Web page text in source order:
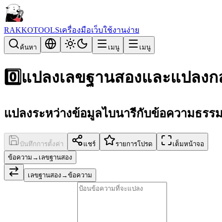
RAKKOTOOLSเครื่องมือเว็บใช้งานง่าย
ค้นหา เมนู เมนู
0️⃣แปลงเลขฐานสองและแปลง
แปลงระหว่างข้อมูลไบนารีกับข้อความธรร
บันทึกการตั้งค่า แชร์ รายการโปรด
เต็มหน้าจอ
ข้อความ→เลขฐานสอง
เลขฐานสอง→ข้อความ